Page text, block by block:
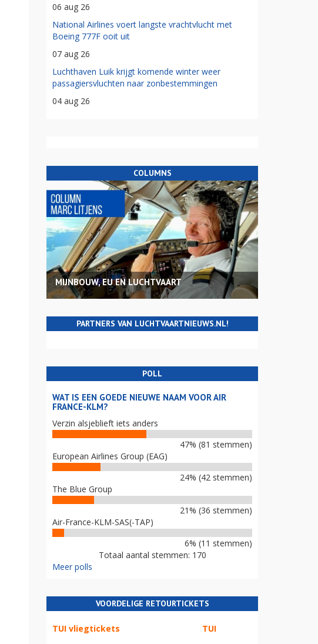
06 aug 26
National Airlines voert langste vrachtvlucht met
Boeing 777F ooit uit
07 aug 26
Luchthaven Luik krijgt komende winter weer
passagiersvluchten naar zonbestemmingen
04 aug 26
COLUMNS
MIJNBOUW, EU EN LUCHTVAART
PARTNERS VAN LUCHTVAARTNIEUWS.NL!
POLL
WAT IS EEN GOEDE NIEUWE NAAM VOOR AIR
FRANCE-KLM?
Verzin alsjeblieft iets anders
47% (81 stemmen)
European Airlines Group (EAG)
24% (42 stemmen)
The Blue Group
21% (36 stemmen)
Air-France-KLM-SAS(-TAP)
6% (11 stemmen)
Totaal aantal stemmen: 170
Meer polls
VOORDELIGE RETOURTICKETS
TUI vliegtickets TUI